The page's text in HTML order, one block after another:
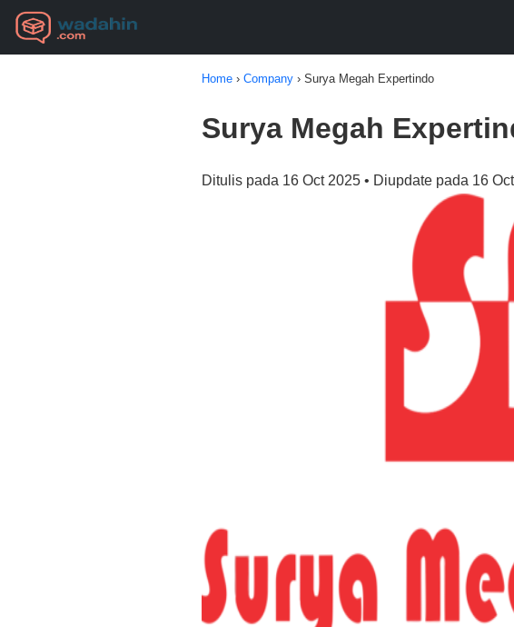
Home › Company › Surya Megah Expertindo
Surya Megah
Ditulis pada 16 Oct 2025 • Diupdate pada 16